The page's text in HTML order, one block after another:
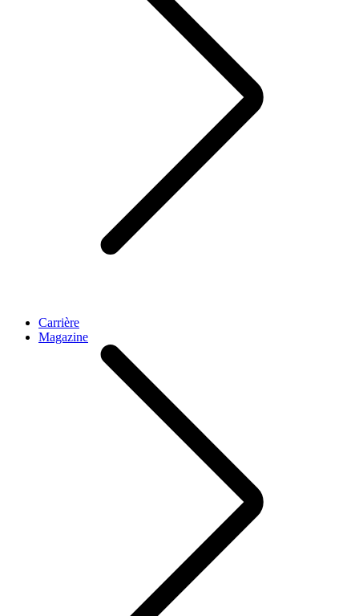
Carrière
Magazine